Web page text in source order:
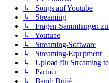
↳ Songs auf Youtube
↳ Streaming
↳ Fragen-Sammlungen zu
↳ Youtube
↳ Streaming-Software
↳ Streaming-Equipment
↳ Upload für Streaming
↳ Partner
↳ Band: Buijé